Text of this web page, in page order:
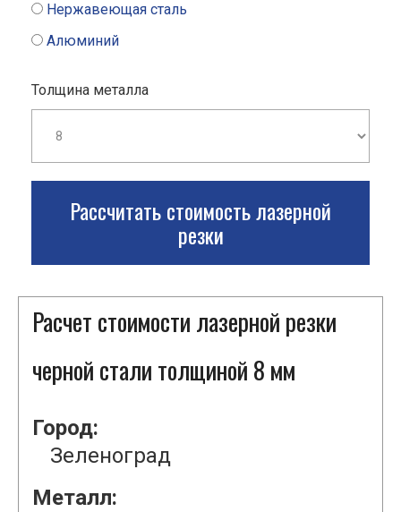
Нержавеющая сталь
Алюминий
Толщина металла
Рассчитать стоимость лазерной
резки
Расчет стоимости лазерной резки
черной стали толщиной 8 мм
Город:
Зеленоград
Металл: